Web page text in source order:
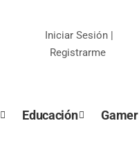
Iniciar Sesión|
Registrarme
Educación Gamer